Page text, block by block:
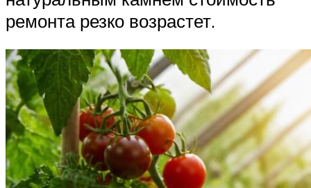
ремонта резко возрастет.